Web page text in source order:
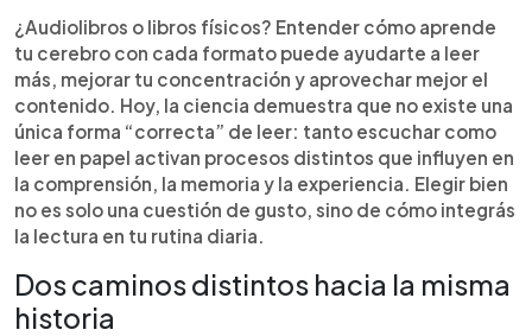
► Escuchar artículo
Los audiolibros y los libros físicos ofrecen formas
distintas de leer, pero ambas pueden ser igual de
efectivas según cómo las uses. La lectura en
papel favorece la concentración, la reflexión y la
comprensión profunda, mientras que los
audiolibros permiten aprovechar el tiempo en
actividades cotidianas y mantener el hábito. La
ciencia demuestra que el cerebro procesa ambos
formatos de manera diferente, pero puede
alcanzar niveles similares de comprensión si hay
atención. Más que elegir uno, la clave está en
combinarlos según tu rutina, necesidades y estilo
de vida para disfrutar la lectura sin presión y con
¿Audiolibros o libros físicos? Entender cómo aprende
tu cerebro con cada formato puede ayudarte a leer
más, mejorar tu concentración y aprovechar mejor el
contenido. Hoy, la ciencia demuestra que no existe una
única forma “correcta” de leer: tanto escuchar como
leer en papel activan procesos distintos que influyen en
la comprensión, la memoria y la experiencia. Elegir bien
no es solo una cuestión de gusto, sino de cómo integrás
la lectura en tu rutina diaria.
Dos caminos distintos hacia la misma
historia